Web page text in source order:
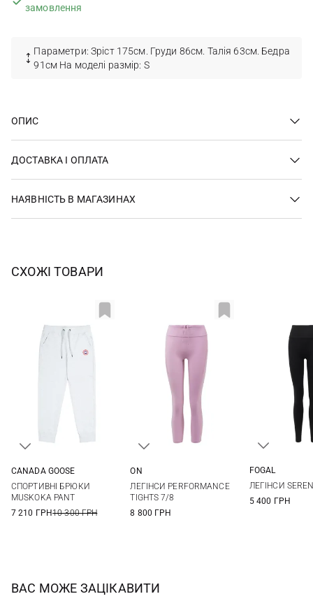
замовлення
Параметри: Зріст 175см. Груди 86см. Талія 63см. Бедра
91см На моделі размір: S
ОПИС
ДОСТАВКА І ОПЛАТА
НАЯВНІСТЬ В МАГАЗИНАХ
СХОЖІ ТОВАРИ
XL
CANADA GOOSE
СПОРТИВНІ БРЮКИ
MUSKOKA PANT
7 210 ГРН10 300 ГРН
ON
ЛЕГІНСИ PERFORMANCE
TIGHTS 7/8
8 800 ГРН
FOGAL
ЛЕГІНСИ
5 400 ГРН
ВАС МОЖЕ ЗАЦІКАВИТИ